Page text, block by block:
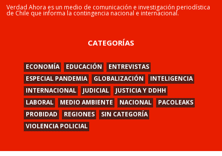
Verdad Ahora es un medio de comunicación e investigación periodística
de Chile que informa la contingencia nacional e internacional.
CATEGORÍAS
ECONOMÍA EDUCACIÓN
ENTREVISTAS
ESPECIAL PANDEMIA
GLOBALIZACIÓN
INTELIGENCIA
INTERNACIONAL
JUDICIAL
JUSTICIA Y DDHH
LABORAL
MEDIO AMBIENTE NACIONAL
PACOLEAKS
PROBIDAD
REGIONES
SIN CATEGORÍA
VIOLENCIA POLICIAL